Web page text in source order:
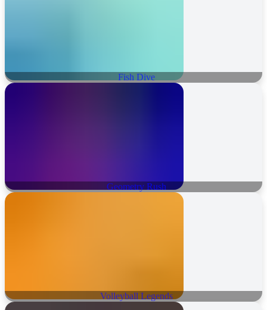
Fish Dive
Geometry Rush
Volleyball Legends